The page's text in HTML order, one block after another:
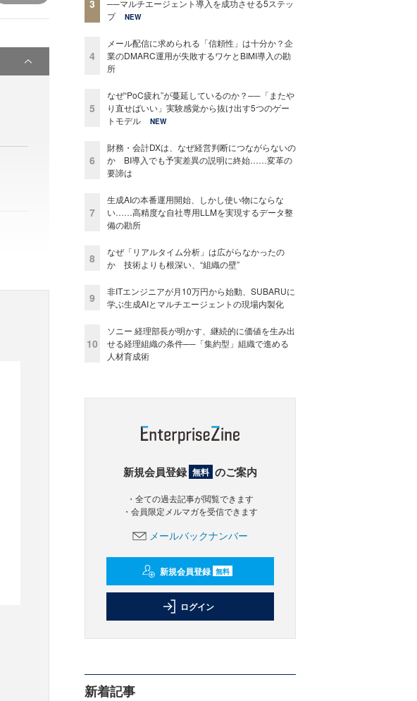
3
──マルチエージェント導入を成功させる5ステッ
プ
NEW
4
メール配信に求められる「信頼性」は十分か？企
業のDMARC運用が失敗するワケとBIMI導入の勘
所
5
なぜ“PoC疲れ”が蔓延しているのか？──「またや
り直せばいい」実験感覚から抜け出す5つのゲー
トモデル
NEW
6
財務・会計DXは、なぜ経営判断につながらないの
か BI導入でも予実差異の説明に終始……変革の
要諦は
7
生成AIの本番運用開始、しかし使い物にならな
い……高精度な自社専用LLMを実現するデータ整
備の勘所
8
なぜ「リアルタイム分析」は広がらなかったの
か 技術よりも根深い、“組織の壁”
9
非ITエンジニアが月10万円から始動、SUBARUに
学ぶ生成AIとマルチエージェントの現場内製化
10
ソニー 経理部長が明かす、継続的に価値を生み出
せる経理組織の条件──「集約型」組織で進める
人材育成術
新規会員登録 無料 のご案内
・全ての過去記事が閲覧できます
・会員限定メルマガを受信できます
メールバックナンバー
新規会員登録 無料
ログイン
新着記事